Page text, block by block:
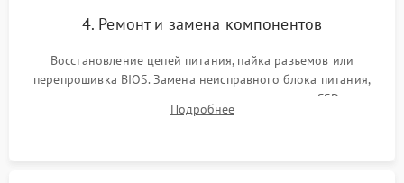
4. Ремонт и замена компонентов
Восстановление цепей питания, пайка разъемов или
перепрошивка BIOS. Замена неисправного блока питания,
видеокарты, процессора или установка нового SSD для
восстановления и повышения скорости работы системы.
Подробнее